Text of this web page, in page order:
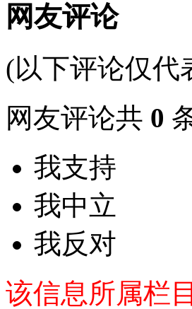
网友评论
(以下评论仅代
网友评论共 0
我支持
我中立
我反对
该信息所属栏